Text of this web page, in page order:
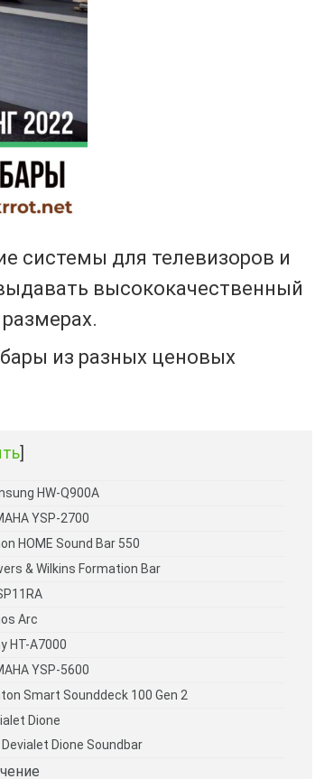
системы для телевизоров и
высококачественный
из разных ценовых
]
HW-Q900A
YSP-2700
HOME Sound Bar 550
& Wilkins Formation Bar
Arc
HT-A7000
YSP-5600
Smart Sounddeck 100 Gen 2
Dione
Devialet Dione Soundbar